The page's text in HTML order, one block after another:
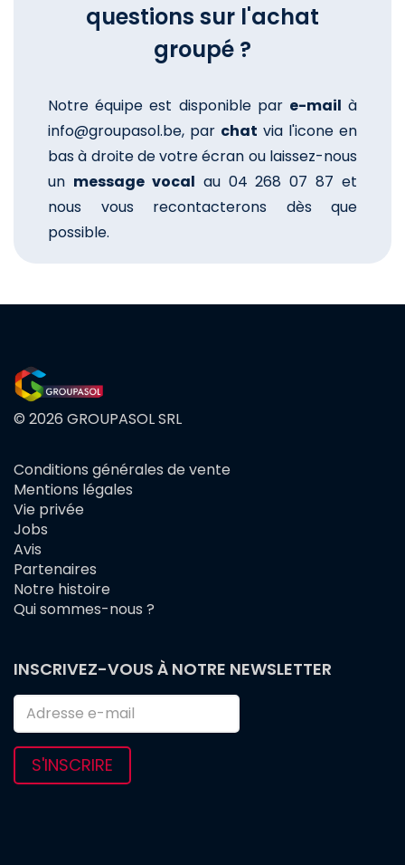
questions sur l'achat
groupé ?
Notre équipe est disponible par e-mail à
info@groupasol.be, par chat via l'icone en
bas à droite de votre écran ou laissez-nous
un message vocal au 04 268 07 87 et
nous vous recontacterons dès que
possible.
© 2026 GROUPASOL SRL
FOOTER
MENU
Conditions générales de vente
Mentions légales
Vie privée
Jobs
Avis
Partenaires
Notre histoire
Qui sommes-nous ?
INSCRIVEZ-VOUS À NOTRE NEWSLETTER
S'INSCRIRE